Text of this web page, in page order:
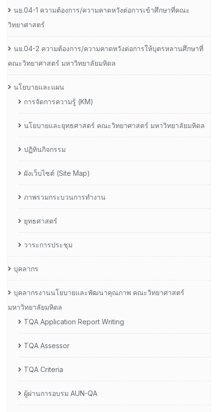
นย.04-1 ความต้องการ/ความคาดหวังต่อการเข้าศึกษาที่คณะ
วิทยาศาสตร์
นย.04-2 ความต้องการ/ความคาดหวังต่อการให้บุตรหลานศึกษาที่
คณะวิทยาศาสตร์ มหาวิทยาลัยมหิดล
นโยบายและแผน
การจัดการความรู้ (KM)
นโยบายและยุทธศาสตร์ คณะวิทยาศาสตร์ มหาวิทยาลัยมหิดล
ปฏิทินกิจกรรม
ผังเว็บไซต์ (Site Map)
ภาพรวมกระบวนการทำงาน
ยุทธศาสตร์
วาระการประชุม
บุคลากร
บุคลากรงานนโยบายและพัฒนาคุณภาพ คณะวิทยาศาสตร์
มหาวิทยาลัยมหิดล
TQA Application Report Writing
TQA Assessor
TQA Criteria
ผู้ผ่านการอบรม AUN-QA